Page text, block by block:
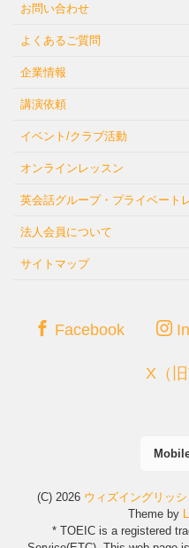
お問い合わせ
よくあるご質問
企業情報
講演依頼
イベント/クラブ活動
オンラインレッスン
英会話グループ・プライベート
法人会員について
サイトマップ
Facebook
X（旧
(C) 2026 ウィズイングリッ
Theme by
* TOEIC is a registered